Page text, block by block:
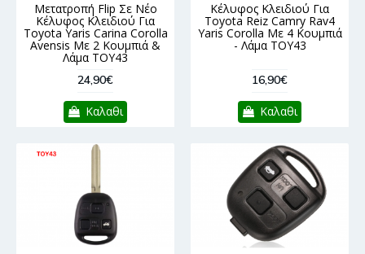
Μετατροπή Flip Σε Νέο
Κέλυφος Κλειδιού Για
Toyota Yaris Carina Corolla
Avensis Με 2 Κουμπιά &
Λάμα TOY43
24,90€
Καλαθι
Κέλυφος Κλειδιού Για
Toyota Reiz Camry Rav4
Yaris Corolla Με 4 Κουμπιά
- Λάμα TOY43
16,90€
Καλαθι